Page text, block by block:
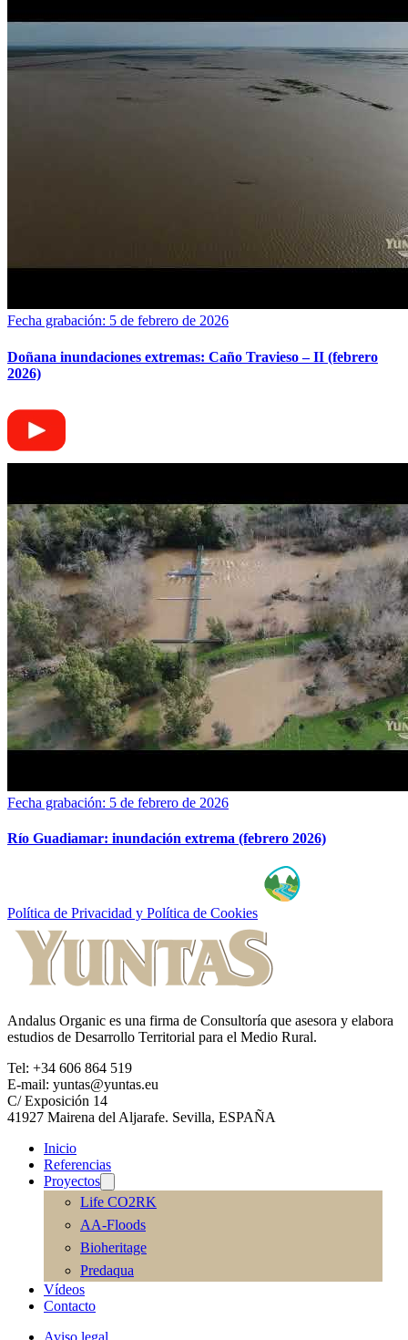
Fecha grabación: 5 de febrero de 2026
Doñana inundaciones extremas: Caño Travieso – II (febrero
2026)
Fecha grabación: 5 de febrero de 2026
Río Guadiamar: inundación extrema (febrero 2026)
Política de Privacidad y Política de Cookies
Andalus Organic es una firma de Consultoría que asesora y elabora
estudios de Desarrollo Territorial para el Medio Rural.
Tel: +34 606 864 519
E-mail: yuntas@yuntas.eu
C/ Exposición 14
41927 Mairena del Aljarafe. Sevilla, ESPAÑA
Inicio
Referencias
Proyectos
Life CO2RK
AA-Floods
Bioheritage
Predaqua
Vídeos
Contacto
Aviso legal